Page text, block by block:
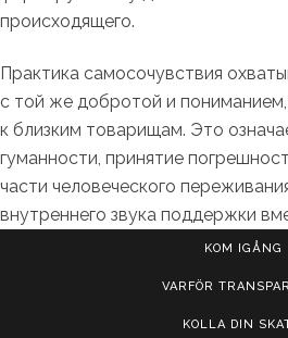
происходящего.
Практика самосочувствия
с той же добротой и
к близким товарищам. Это
гуманности, принятие
части человеческого
внутреннего звука поддержки
KOM IGÅNG
VARFÖR
KOLLA DIN